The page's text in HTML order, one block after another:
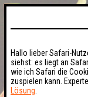
Hallo lieber Safari-
siehst: es liegt an
wie ich Safari die
zuspielen kann.
Lösung